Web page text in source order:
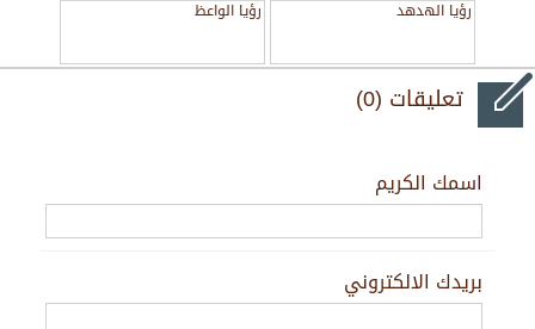
رؤيا الهدهد رؤيا الواعظ
تعليقات (0)
اسمك الكريم
بريدك الالكتروني